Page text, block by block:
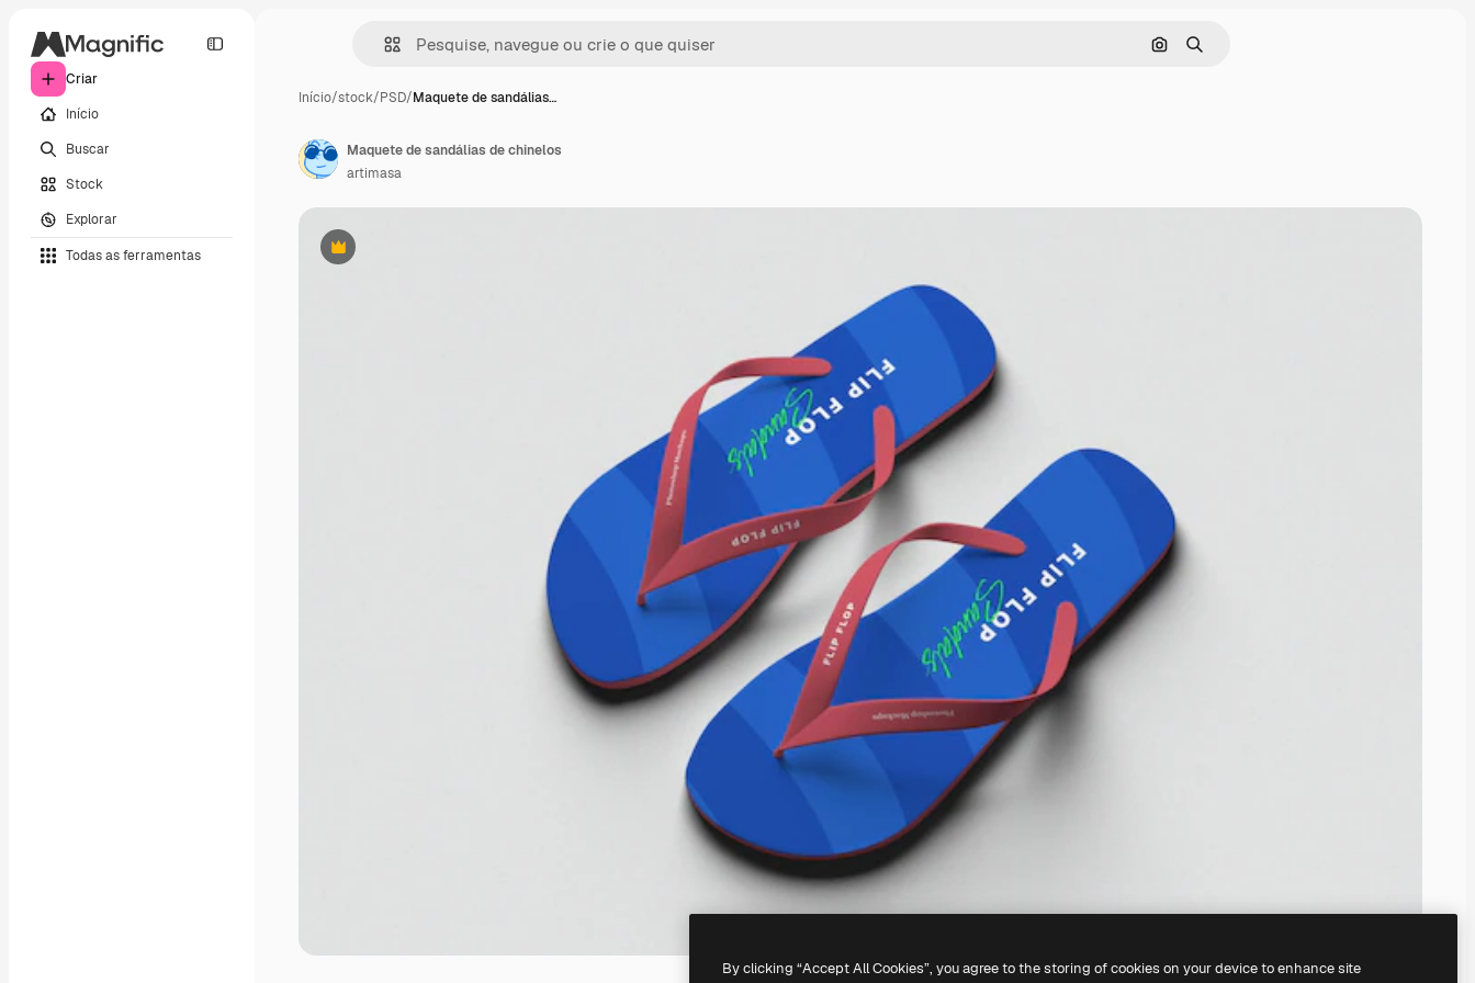
Criar
Início
Buscar
Stock
Explorar
Todas as ferramentas
Pesquisar por imagem
Buscar
Início/stock/PSD/Maquete de sandálias…
Premium
Maquete de sandálias de chinelos
artimasa
By clicking “Accept All Cookies”, you agree to the storing of cookies on your device to enhance site